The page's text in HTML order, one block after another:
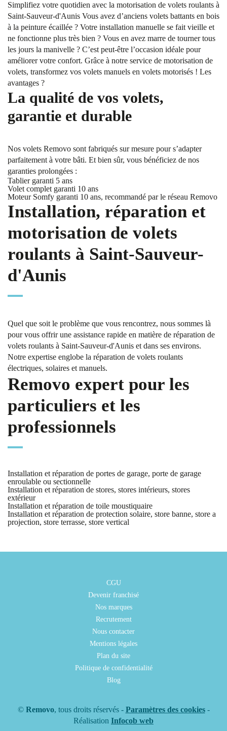
Simplifiez votre quotidien avec la motorisation de volets roulants à
Saint-Sauveur-d'Aunis Vous avez d’anciens volets battants en bois
à la peinture écaillée ? Votre installation manuelle se fait vieille et
ne fonctionne plus très bien ? Vous en avez marre de tourner tous
les jours la manivelle ? C’est peut-être l’occasion idéale pour
améliorer votre confort. Grâce à notre service de motorisation de
volets, transformez vos volets manuels en volets motorisés ! Les
avantages ?
La qualité de vos volets,
garantie et durable
Nos volets Removo sont fabriqués sur mesure pour s’adapter
parfaitement à votre bâti. Et bien sûr, vous bénéficiez de nos
garanties prolongées :
Tablier garanti 5 ans
Volet complet garanti 10 ans
Moteur Somfy garanti 10 ans, recommandé par le réseau Removo
Installation, réparation et
motorisation de volets
roulants à Saint-Sauveur-
d'Aunis
Quel que soit le problème que vous rencontrez, nous sommes là
pour vous offrir une assistance rapide en matière de réparation de
volets roulants à Saint-Sauveur-d'Aunis et dans ses environs.
Notre expertise englobe la réparation de volets roulants
électriques, solaires et manuels.
Removo expert pour les
particuliers et les
professionnels
Installation et réparation de portes de garage, porte de garage
enroulable ou sectionnelle
Installation et réparation de stores, stores intérieurs, stores
extérieur
Installation et réparation de toile moustiquaire
Installation et réparation de protection solaire, store banne, store a
projection, store terrasse, store vertical
CGU
Devenir franchisé
Nos marques
Recrutement
Nous contacter
Mentions légales
Plan du site
Politique de confidentialité
Blog
© Removo, tous droits réservés - Paramètres des cookies-
Réalisation Infocob web